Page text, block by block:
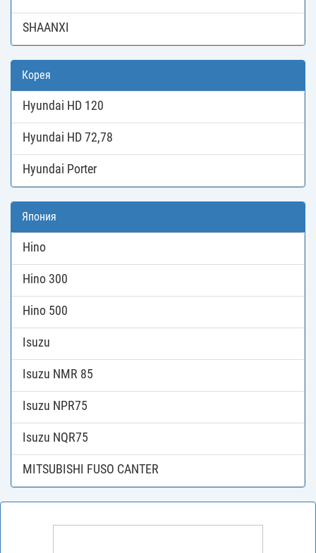
SHAANXI
Корея
Hyundai HD 120
Hyundai HD 72,78
Hyundai Porter
Япония
Hino
Hino 300
Hino 500
Isuzu
Isuzu NMR 85
Isuzu NPR75
Isuzu NQR75
MITSUBISHI FUSO CANTER